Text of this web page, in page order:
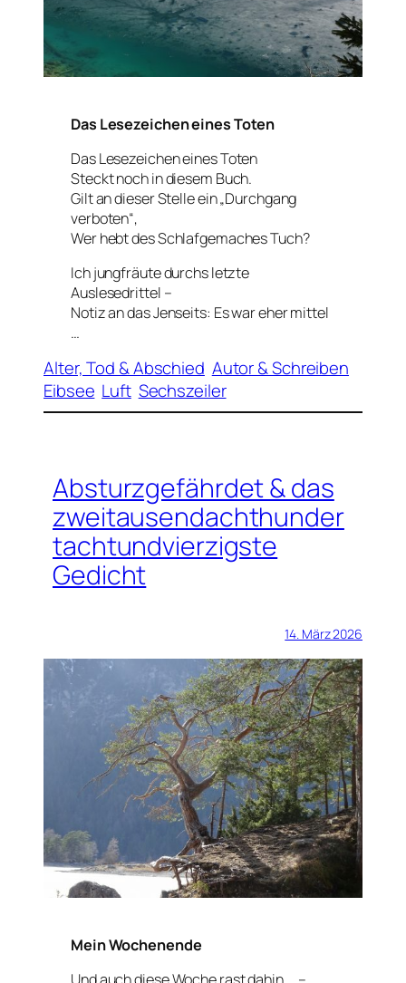
Das Lesezeichen eines Toten
Das Lesezeichen eines Toten
Steckt noch in diesem Buch.
Gilt an dieser Stelle ein „Durchgang
verboten“,
Wer hebt des Schlafgemaches Tuch?
Ich jungfräute durchs letzte
Auslesedrittel –
Notiz an das Jenseits: Es war eher mittel
…
Alter, Tod & Abschied Autor & Schreiben
Eibsee Luft Sechszeiler
Absturzgefährdet & das
zweitausendachthunder
tachtundvierzigste
Gedicht
14. März 2026
Mein Wochenende